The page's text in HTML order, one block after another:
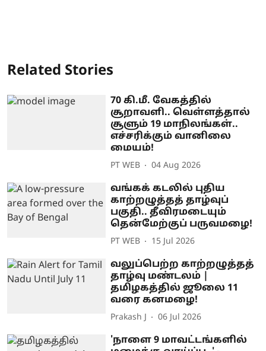
Related Stories
70 கி.மீ. வேகத்தில்
சூறாவளி.. வெள்ளத்தால்
சூளும் 19 மாநிலங்கள்..
எச்சரிக்கும் வானிலை
மையம்!
PT WEB 04 Aug 2026
வங்கக் கடலில் புதிய
காற்றழுத்தத் தாழ்வுப்
பகுதி.. தீவிரமடையும்
தென்மேற்குப் பருவமழை!
PT WEB 15 Jul 2026
வலுப்பெற்ற காற்றழுத்தத்
தாழ்வு மண்டலம் |
தமிழகத்தில் ஜூலை 11
வரை கனமழை!
Prakash J 06 Jul 2026
'நாளை 9 மாவட்டங்களில்